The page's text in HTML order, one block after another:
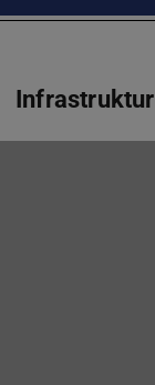
Infrastruktur